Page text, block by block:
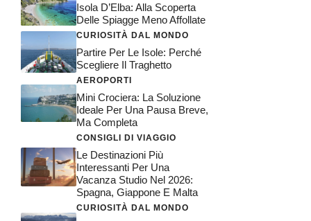
Isola D’Elba: Alla Scoperta
Delle Spiagge Meno Affollate
CURIOSITÀ DAL MONDO
Partire Per Le Isole: Perché
Scegliere Il Traghetto
AEROPORTI
Mini Crociera: La Soluzione
Ideale Per Una Pausa Breve,
Ma Completa
CONSIGLI DI VIAGGIO
Le Destinazioni Più
Interessanti Per Una
Vacanza Studio Nel 2026:
Spagna, Giappone E Malta
CURIOSITÀ DAL MONDO